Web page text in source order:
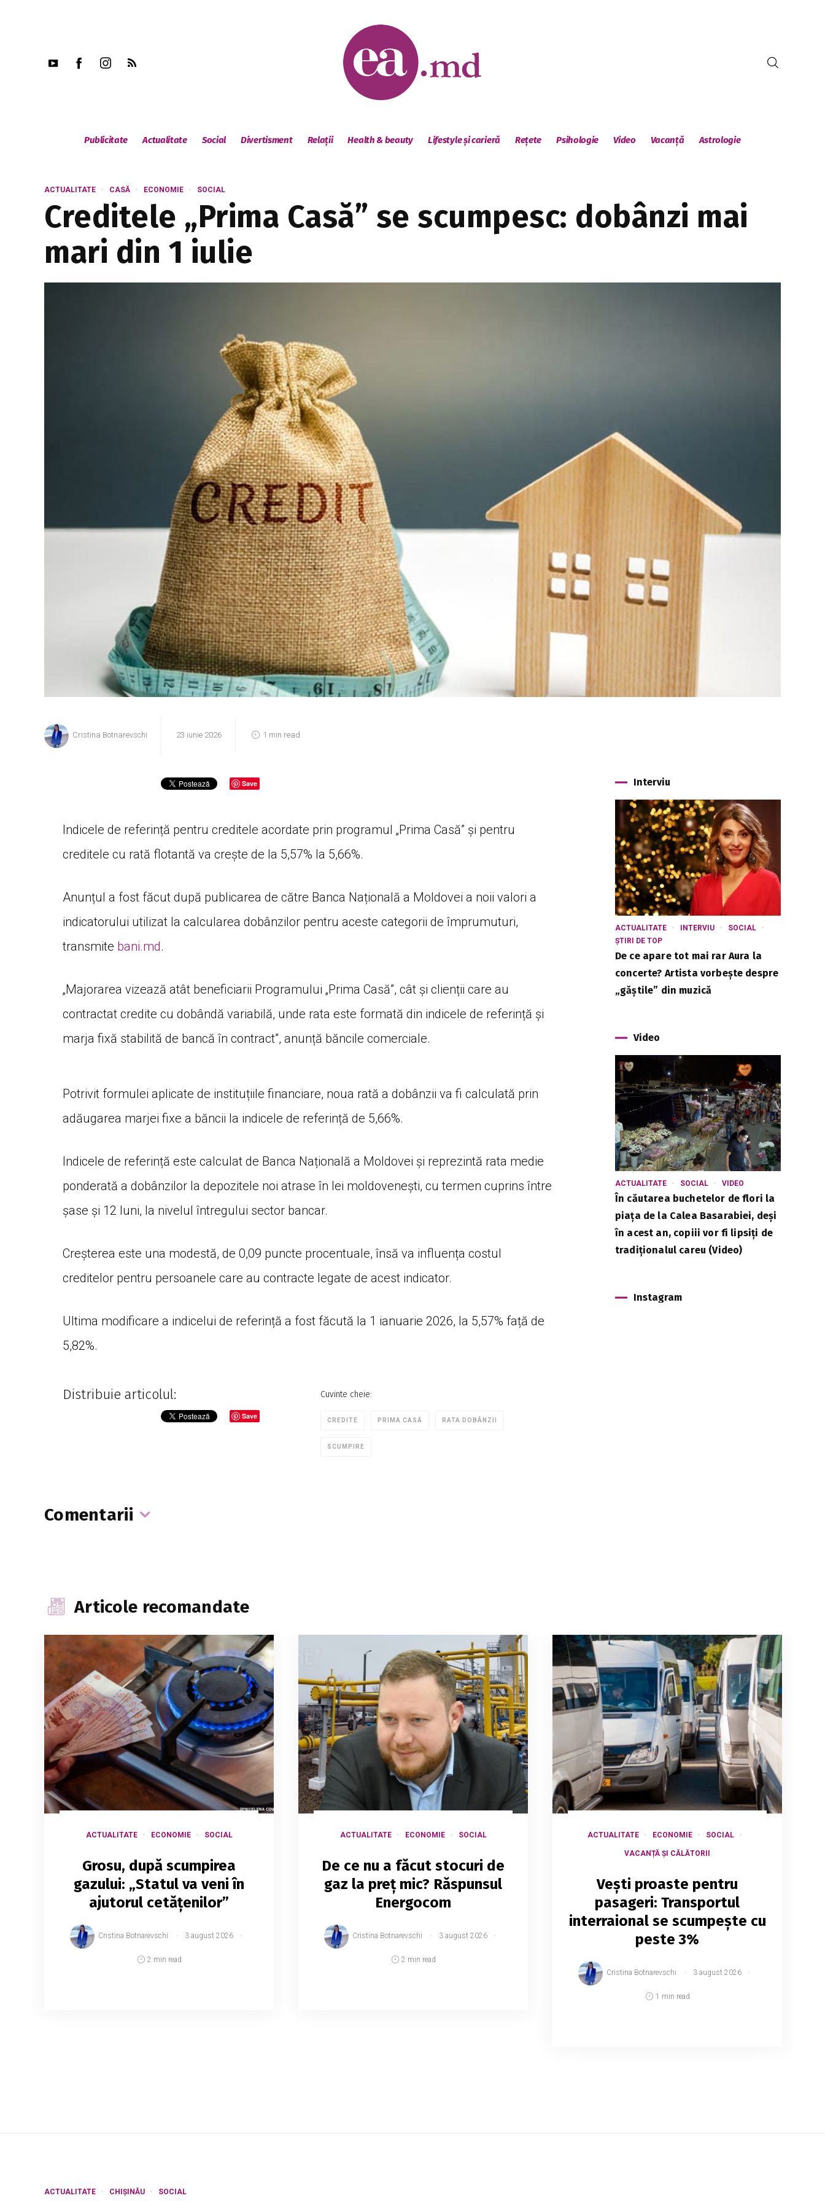
Publicitate Actualitate Social Divertisment Relații Health & beauty Lifestyle și carieră Rețete Psihologie Video Vacanță Astrologie
ACTUALITATE CASĂ ECONOMIE SOCIAL
Creditele „Prima Casă” se scumpesc: dobânzi mai
mari din 1 iulie
Cristina Botnarevschi 23 iunie 2026 1 min read
Save
Indicele de referință pentru creditele acordate prin programul „Prima Casă” și pentru
creditele cu rată flotantă va crește de la 5,57% la 5,66%.
Anunțul a fost făcut după publicarea de către Banca Națională a Moldovei a noii valori a
indicatorului utilizat la calcularea dobânzilor pentru aceste categorii de împrumuturi,
transmite bani.md.
„Majorarea vizează atât beneficiarii Programului „Prima Casă”, cât și clienții care au
contractat credite cu dobândă variabilă, unde rata este formată din indicele de referință și
marja fixă stabilită de bancă în contract”, anunță băncile comerciale.
Potrivit formulei aplicate de instituțiile financiare, noua rată a dobânzii va fi calculată prin
adăugarea marjei fixe a băncii la indicele de referință de 5,66%.
Indicele de referință este calculat de Banca Națională a Moldovei și reprezintă rata medie
ponderată a dobânzilor la depozitele noi atrase în lei moldovenești, cu termen cuprins între
șase și 12 luni, la nivelul întregului sector bancar.
Creșterea este una modestă, de 0,09 puncte procentuale, însă va influența costul
creditelor pentru persoanele care au contracte legate de acest indicator.
Ultima modificare a indicelui de referință a fost făcută la 1 ianuarie 2026, la 5,57% față de
5,82%.
Distribuie articolul:
Save
Cuvinte cheie:
CREDITE PRIMA CASĂ RATA DOBÂNZII
SCUMPIRE
Comentarii
Interviu
ACTUALITATE INTERVIU
SOCIAL
ȘTIRI DE TOP
De ce apare tot mai rar Aura la
concerte? Artista vorbește despre
„găștile” din muzică
Video
ACTUALITATE SOCIAL VIDEO
În căutarea buchetelor de flori la
piața de la Calea Basarabiei, deși
în acest an, copiii vor fi lipsiți de
tradiționalul careu (Video)
Instagram
Articole recomandate
ACTUALITATE ECONOMIE SOCIAL
Grosu, după scumpirea
gazului: „Statul va veni în
ajutorul cetățenilor”
Cristina Botnarevschi 3 august 2026
2 min read
ACTUALITATE ECONOMIE SOCIAL
De ce nu a făcut stocuri de
gaz la preț mic? Răspunsul
Energocom
Cristina Botnarevschi 3 august 2026
2 min read
ACTUALITATE ECONOMIE SOCIAL
VACANȚĂ ȘI CĂLĂTORII
Vești proaste pentru
pasageri: Transportul
interraional se scumpește cu
peste 3%
Cristina Botnarevschi 3 august 2026
1 min read
ACTUALITATE CHIȘINĂU SOCIAL